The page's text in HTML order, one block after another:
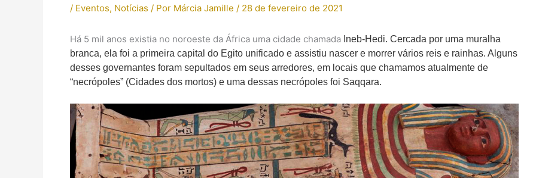
/ Eventos, Notícias / Por Márcia Jamille / 28 de fevereiro de 2021
Há 5 mil anos existia no noroeste da África uma cidade chamada Ineb-Hedi. Cercada por uma muralha
branca, ela foi a primeira capital do Egito unificado e assistiu nascer e morrer vários reis e rainhas. Alguns
desses governantes foram sepultados em seus arredores, em locais que chamamos atualmente de
“necrópoles” (Cidades dos mortos) e uma dessas necrópoles foi Saqqara.